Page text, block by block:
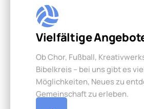
Vielfältige
Ob Chor, Fußball,
Bibelkreis – bei uns gibt es
Möglichkeiten, Neues zu
Gemeinschaft zu erleben.